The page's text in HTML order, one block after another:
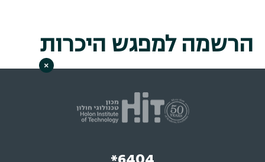
הרשמה למפגש היכרות
×